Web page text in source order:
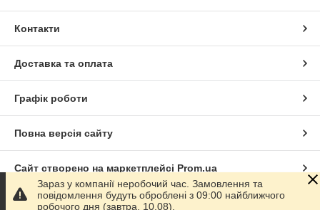
Контакти
Доставка та оплата
Графік роботи
Повна версія сайту
Сайт створено на маркетплейсі Prom.ua
Політика конфіденційності
Зараз у компанії неробочий час. Замовлення та
повідомлення будуть оброблені з 09:00 найближчого
робочого дня (завтра, 10.08).